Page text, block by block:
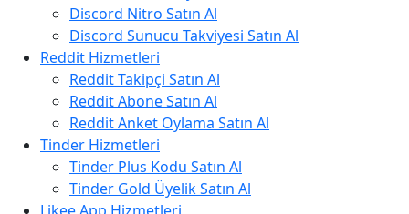
Discord Nitro Satın Al
Discord Sunucu Takviyesi Satın Al
Reddit Hizmetleri
Reddit Takipçi Satın Al
Reddit Abone Satın Al
Reddit Anket Oylama Satın Al
Tinder Hizmetleri
Tinder Plus Kodu Satın Al
Tinder Gold Üyelik Satın Al